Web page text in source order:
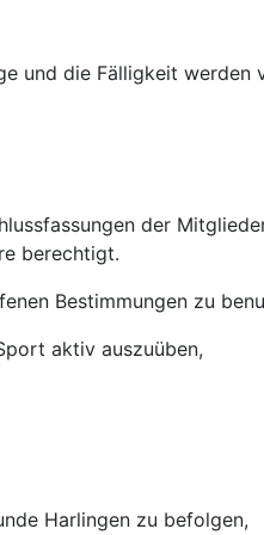
und die Fälligkeit werden
der
berechtigt.
Bestimmungen zu
aktiv auszuüben,
Harlingen zu befolgen,